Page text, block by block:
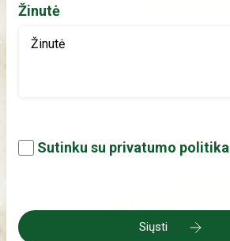
Žinutė
Sutinku su privatumo politika
Siųsti